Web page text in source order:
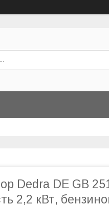
Dedra DE GB
2,2 кВт,